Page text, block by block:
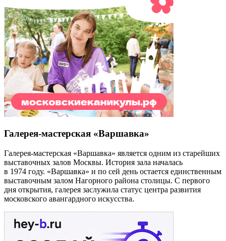
Галерея-мастерская «Варшавка»
Галерея-мастерская «Варшавка» является одним из старейших
выставочных залов Москвы. История зала началась
в 1974 году. «Варшавка» и по сей день остается единственным
выставочным залом Нагорного района столицы. С первого
дня открытия, галерея заслужила статус центра развития
московского авангардного искусства.